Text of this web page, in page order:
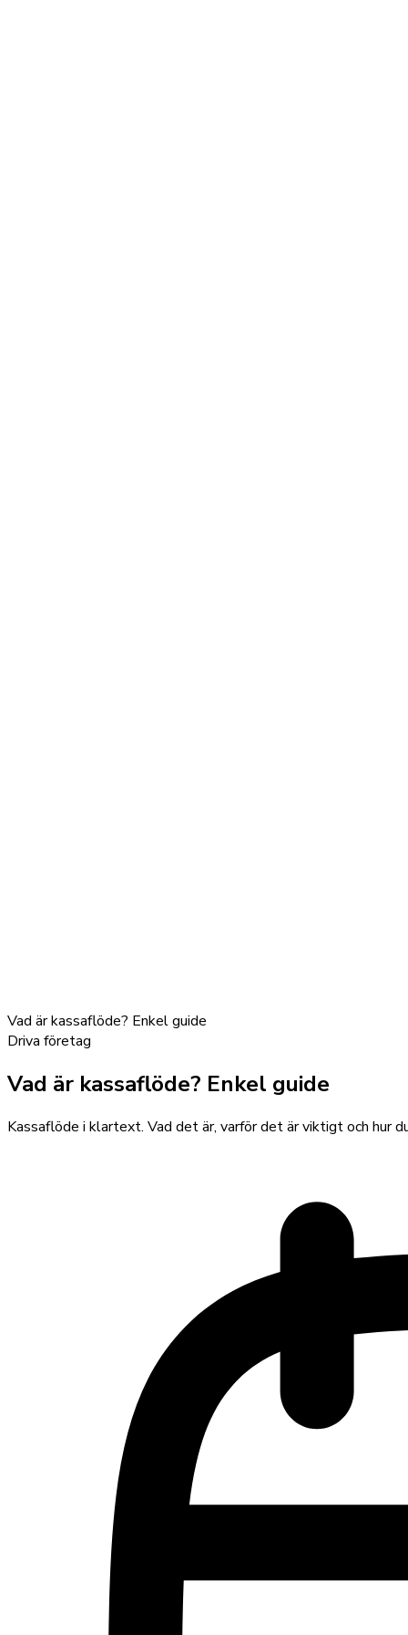
Vad är kassaflöde? Enkel guide
Driva företag
Vad är kassaflöde? Enkel guide
Kassaflöde i klartext. Vad det är, varför det är viktigt och hur